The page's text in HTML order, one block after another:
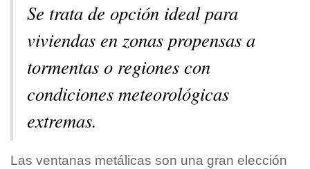
Se trata de opción ideal para
viviendas en zonas propensas a
tormentas o regiones con
condiciones meteorológicas
extremas.
Las ventanas metálicas son una gran elección